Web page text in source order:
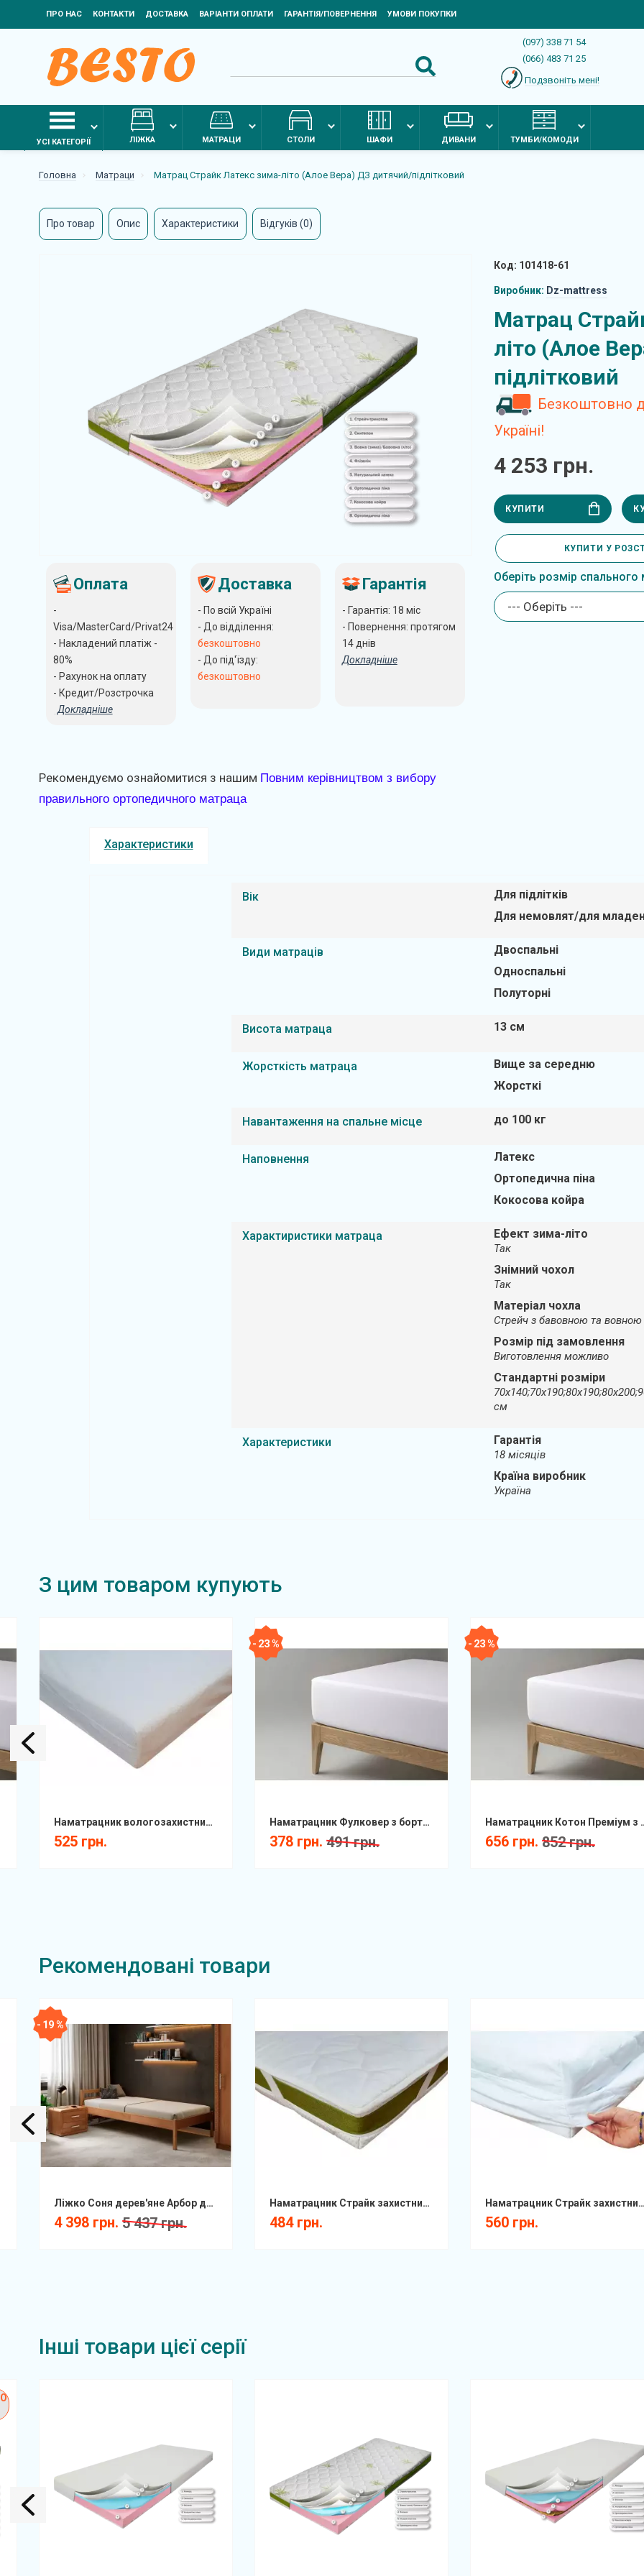
ПРО НАС КОНТАКТИ ДОСТАВКА ВАРІАНТИ ОПЛАТИ ГАРАНТІЯ/ПОВЕРНЕННЯ УМОВИ ПОКУПКИ
(097) 338 71 54
(066) 483 71 25
Подзвоніть мені!
УСІ КАТЕГОРІЇ ЛІЖКА МАТРАЦИ СТОЛИ ШАФИ ДИВАНИ ТУМБИ/КОМОДИ
Головна Матраци Матрац Страйк Латекс зима-літо (Алое Вера) ДЗ дитячий/підлітковий
Про товар Опис Характеристики Відгуків (0)
Оплата
-
Visa/MasterCard/Privat24
- Накладений платіж -
80%
- Рахунок на оплату
- Кредит/Розстрочка
Докладніше
Доставка
- По всій Україні
- До відділення:
безкоштовно
- До під'їзду:
безкоштовно
Гарантія
- Гарантія: 18 міс
- Повернення: протягом
14 днів
Докладніше
Рекомендуємо ознайомитися з нашим Повним керівництвом з вибору
правильного ортопедичного матраца
Код: 101418-61
Виробник: Dz-mattress
Матрац
літо (Алое
підлітковий
Безкоштовно
Україні!
4 253 грн.
КУПИТИ
КУПИТИ У
Оберіть розмір спального
--- Оберіть ---
Характеристики
Вік
Для підлітків
Для немовлят/для
Види матраців
Двоспальні
Односпальні
Полуторні
Висота матраца 13 см
Жорсткість матраца
Вище за середню
Жорсткі
Навантаження на спальне місце до 100 кг
Наповнення
Латекс
Ортопедична піна
Кокосова койра
Характиристики матраца Ефект зима-літо
Так
Знімний чохол
Так
Матеріал чохла
Стрейч з бавовною та вовною
Розмір під замовлення
Виготовлення можливо
Стандартні розміри
см
Характеристики Гарантія
18 місяців
Країна виробник
Україна
З цим товаром купують
Наматрацник вологозахистний Страйк захистний бавовна з бортом ДЗ
525 грн.
- 23 %
Наматрацник Фулковер з бортом натяжний вологозахистний FCF
378 грн. 491 грн.
- 23 %
Наматрацник Котон
656 грн. 852 грн.
Рекомендовані товари
- 19 %
Ліжко Соня дерев'яне Арбор дитяче/підліткове
4 398 грн. 5 437 грн.
Наматрацник Страйк захистний бавовна на гумці ДЗ
484 грн.
Наматрацник Страйк
560 грн.
Інші товари цієї серії